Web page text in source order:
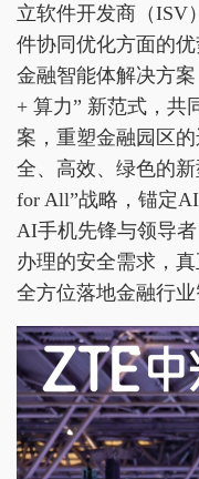
立软件开发商（ISV
件协同优化方面的
金融智能体解决方
+ 算力” 新范式，共
案，重塑金融园区
全、高效、绿色的
for All”战略，锚定
AI手机先锋与领导
办理的安全需求，真
全方位落地金融行业